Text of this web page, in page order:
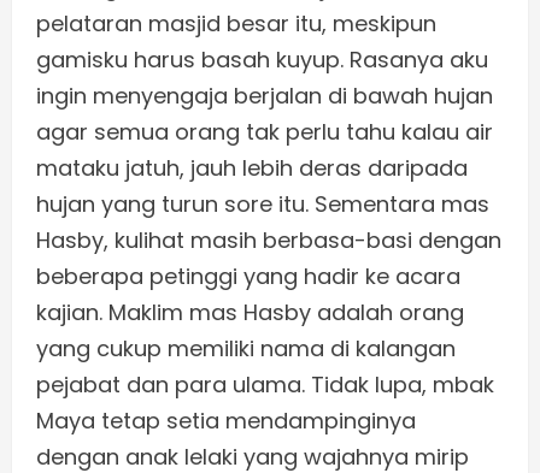
pelataran masjid besar itu, meskipun
gamisku harus basah kuyup. Rasanya aku
ingin menyengaja berjalan di bawah hujan
agar semua orang tak perlu tahu kalau air
mataku jatuh, jauh lebih deras daripada
hujan yang turun sore itu. Sementara mas
Hasby, kulihat masih berbasa-basi dengan
beberapa petinggi yang hadir ke acara
kajian. Maklim mas Hasby adalah orang
yang cukup memiliki nama di kalangan
pejabat dan para ulama. Tidak lupa, mbak
Maya tetap setia mendampinginya
dengan anak lelaki yang wajahnya mirip